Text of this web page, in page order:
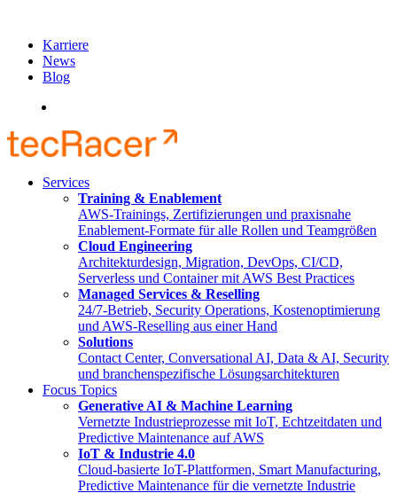
Karriere
News
Blog
Services
Training & Enablement
AWS-Trainings, Zertifizierungen und praxisnahe
Enablement-Formate für alle Rollen und Teamgrößen
Cloud Engineering
Architekturdesign, Migration, DevOps, CI/CD,
Serverless und Container mit AWS Best Practices
Managed Services & Reselling
24/7-Betrieb, Security Operations, Kostenoptimierung
und AWS-Reselling aus einer Hand
Solutions
Contact Center, Conversational AI, Data & AI, Security
und branchenspezifische Lösungsarchitekturen
Focus Topics
Generative AI & Machine Learning
Vernetzte Industrieprozesse mit IoT, Echtzeitdaten und
Predictive Maintenance auf AWS
IoT & Industrie 4.0
Cloud-basierte IoT-Plattformen, Smart Manufacturing,
Predictive Maintenance für die vernetzte Industrie